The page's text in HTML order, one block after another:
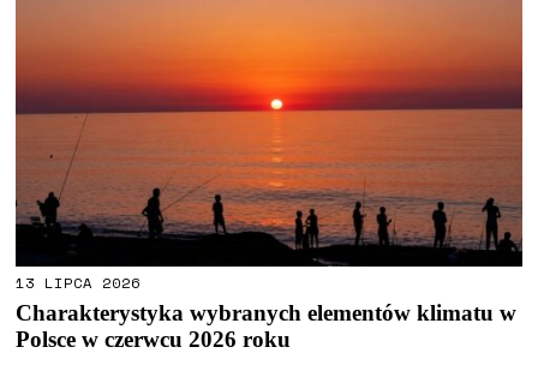
13 LIPCA 2026
Charakterystyka wybranych elementów klimatu w
Polsce w czerwcu 2026 roku